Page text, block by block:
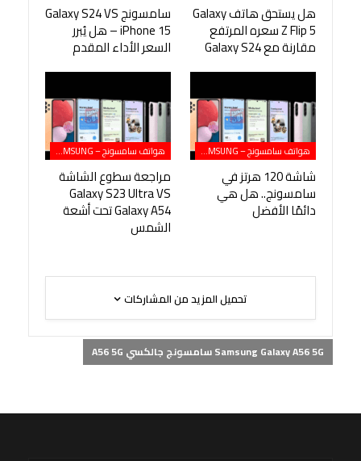
Samsung Galaxy A56 5G سامسونج جالكسي A56 5G
هل يستحق هاتف Galaxy
Z Flip 5 سعره المرتفع
مقارنة مع Galaxy S24
سامسونج Galaxy S24 VS
iPhone 15 – هل يُبرر
السعر الأداء المقدم
هواتف سامسونج – SAMSUNG
شاشة 120 هرتز في
سامسونج.. هل هي
دائمًا الأفضل
هواتف سامسونج – SAMSUNG
مراجعة سطوع الشاشة
Galaxy S23 Ultra VS
Galaxy A54 تحت أشعة
الشمس
تحميل المزيد من المشاركات